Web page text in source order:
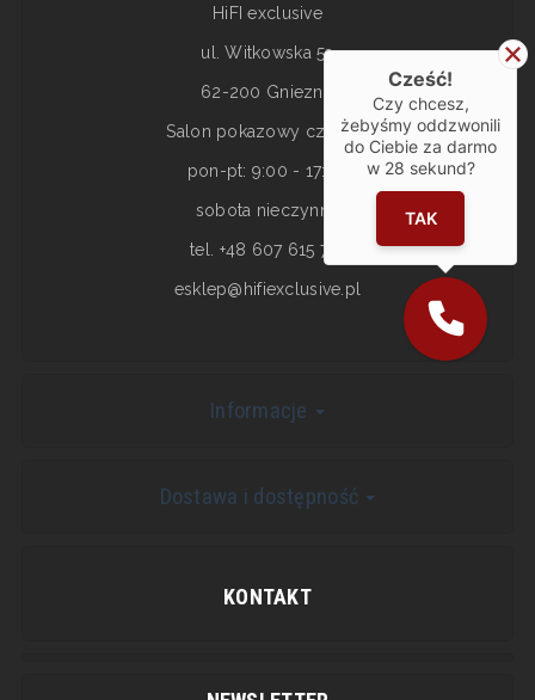
HiFI exclusive
ul. Witkowska 5a
62-200 Gniezno
Salon pokazowy czynny:
pon-pt: 9:00 - 17:00
sobota nieczynne
tel. +48 607 615 717
esklep@hifiexclusive.pl
Informacje
Dostawa i dostępność
KONTAKT
Cześć!
Czy chcesz,
żebyśmy oddzwonili
do Ciebie za darmo
w 28 sekund?
TAK